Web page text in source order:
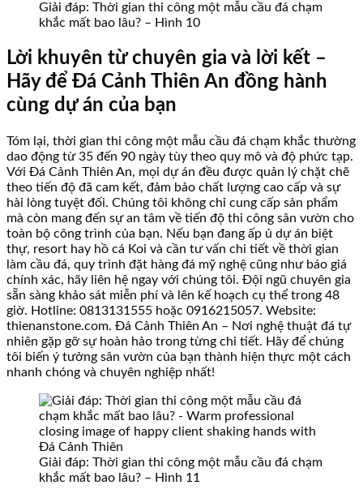
Giải đáp: Thời gian thi công một mẫu cầu đá chạm
khắc mất bao lâu? – Hình 10
Lời khuyên từ chuyên gia và lời kết –
Hãy để Đá Cảnh Thiên An đồng hành
cùng dự án của bạn
Tóm lại, thời gian thi công một mẫu cầu đá chạm khắc thường
dao động từ 35 đến 90 ngày tùy theo quy mô và độ phức tạp.
Với Đá Cảnh Thiên An, mọi dự án đều được quản lý chặt chẽ
theo tiến độ đã cam kết, đảm bảo chất lượng cao cấp và sự
hài lòng tuyệt đối. Chúng tôi không chỉ cung cấp sản phẩm
mà còn mang đến sự an tâm về tiến độ thi công sân vườn cho
toàn bộ công trình của bạn. Nếu bạn đang ấp ủ dự án biệt
thự, resort hay hồ cá Koi và cần tư vấn chi tiết về thời gian
làm cầu đá, quy trình đặt hàng đá mỹ nghệ cũng như báo giá
chính xác, hãy liên hệ ngay với chúng tôi. Đội ngũ chuyên gia
sẵn sàng khảo sát miễn phí và lên kế hoạch cụ thể trong 48
giờ. Hotline: 0813131555 hoặc 0916215057. Website:
thienanstone.com. Đá Cảnh Thiên An – Nơi nghệ thuật đá tự
nhiên gặp gỡ sự hoàn hảo trong từng chi tiết. Hãy để chúng
tôi biến ý tưởng sân vườn của bạn thành hiện thực một cách
nhanh chóng và chuyên nghiệp nhất!
Giải đáp: Thời gian thi công một mẫu cầu đá chạm
khắc mất bao lâu? – Hình 11